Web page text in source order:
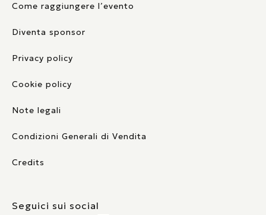
Come raggiungere l’evento
Diventa sponsor
Privacy policy
Cookie policy
Note legali
Condizioni Generali di Vendita
Credits
Seguici sui social